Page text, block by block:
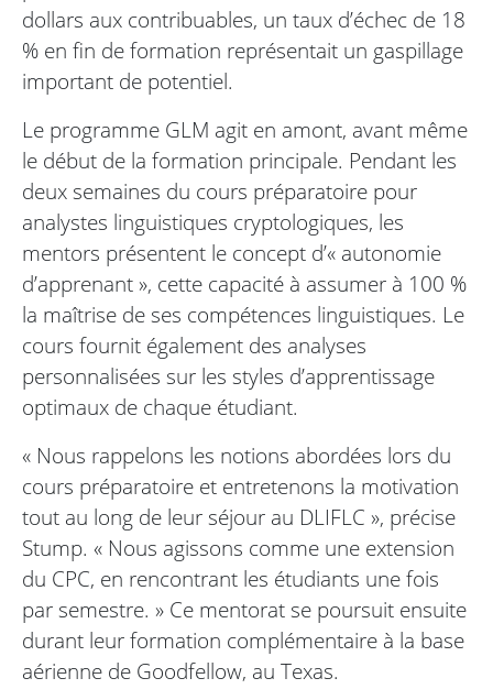
dollars aux contribuables, un taux d’échec de 18
% en fin de formation représentait un gaspillage
important de potentiel.
Le programme GLM agit en amont, avant même
le début de la formation principale. Pendant les
deux semaines du cours préparatoire pour
analystes linguistiques cryptologiques, les
mentors présentent le concept d’« autonomie
d’apprenant », cette capacité à assumer à 100 %
la maîtrise de ses compétences linguistiques. Le
cours fournit également des analyses
personnalisées sur les styles d’apprentissage
optimaux de chaque étudiant.
« Nous rappelons les notions abordées lors du
cours préparatoire et entretenons la motivation
tout au long de leur séjour au DLIFLC », précise
Stump. « Nous agissons comme une extension
du CPC, en rencontrant les étudiants une fois
par semestre. » Ce mentorat se poursuit ensuite
durant leur formation complémentaire à la base
aérienne de Goodfellow, au Texas.